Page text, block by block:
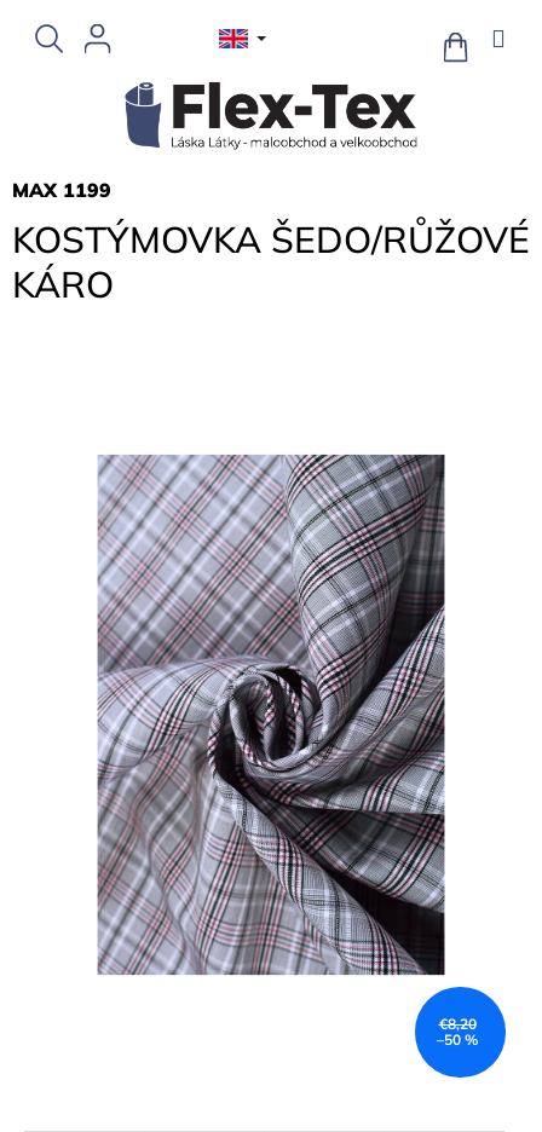
content
CART
KOSTÝMOVKA ŠEDO/RŮŽOVÉ
KÁRO
MAX 1199
€8,20
–50 %